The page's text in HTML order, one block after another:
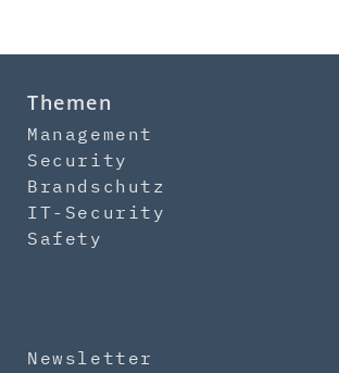
Themen
Management
Security
Brandschutz
IT-Security
Safety
Newsletter